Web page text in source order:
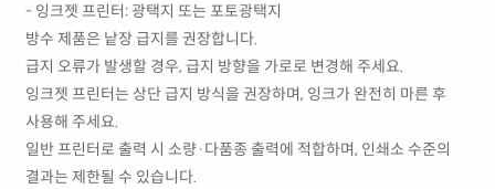
- 잉크젯 프린터: 광택지 또는 포토광택지
방수 제품은 낱장 급지를 권장합니다.
급지 오류가 발생할 경우, 급지 방향을 가로로 변경해 주세요.
잉크젯 프린터는 상단 급지 방식을 권장하며, 잉크가 완전히 마른 후
사용해 주세요.
일반 프린터로 출력 시 소량·다품종 출력에 적합하며, 인쇄소 수준의
결과는 제한될 수 있습니다.